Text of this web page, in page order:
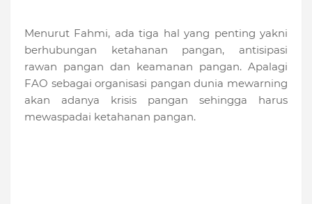
Menurut Fahmi, ada tiga hal yang penting yakni
berhubungan ketahanan pangan, antisipasi
rawan pangan dan keamanan pangan. Apalagi
FAO sebagai organisasi pangan dunia mewarning
akan adanya krisis pangan sehingga harus
mewaspadai ketahanan pangan.